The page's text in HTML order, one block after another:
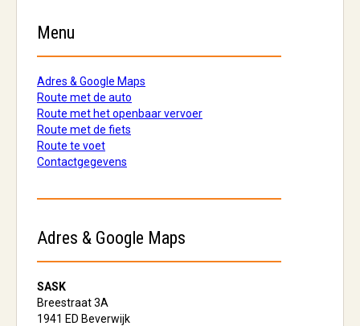
Menu
Adres & Google Maps
Route met de auto
Route met het openbaar vervoer
Route met de fiets
Route te voet
Contactgegevens
Adres & Google Maps
SASK
Breestraat 3A
1941 ED Beverwijk